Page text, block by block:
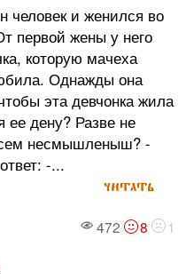
человек и женился во
первой жены у него
которую мачеха
Однажды она
эта девчонка жила
дену? Разве не
несмышленыш? -
-...
читать
472 8 1